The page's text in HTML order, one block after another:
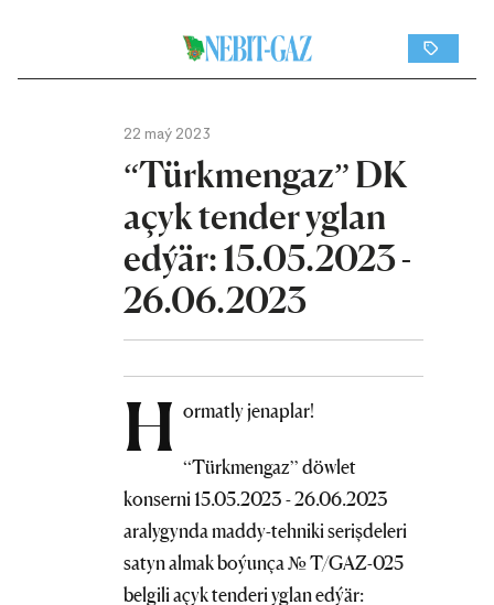
22 maý 2023
“Türkmengaz” DK
açyk tender yglan
edýär: 15.05.2023 -
26.06.2023
H ormatly jenaplar!
“Türkmengaz” döwlet
konserni 15.05.2023 - 26.06.2023
aralygynda maddy-tehniki serişdeleri
satyn almak boýunça № T/GAZ-025
belgili açyk tenderi yglan edýär: